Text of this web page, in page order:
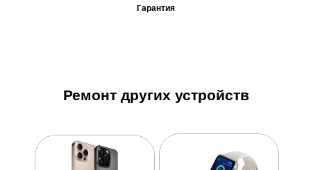
Гарантия
Ремонт других устройств